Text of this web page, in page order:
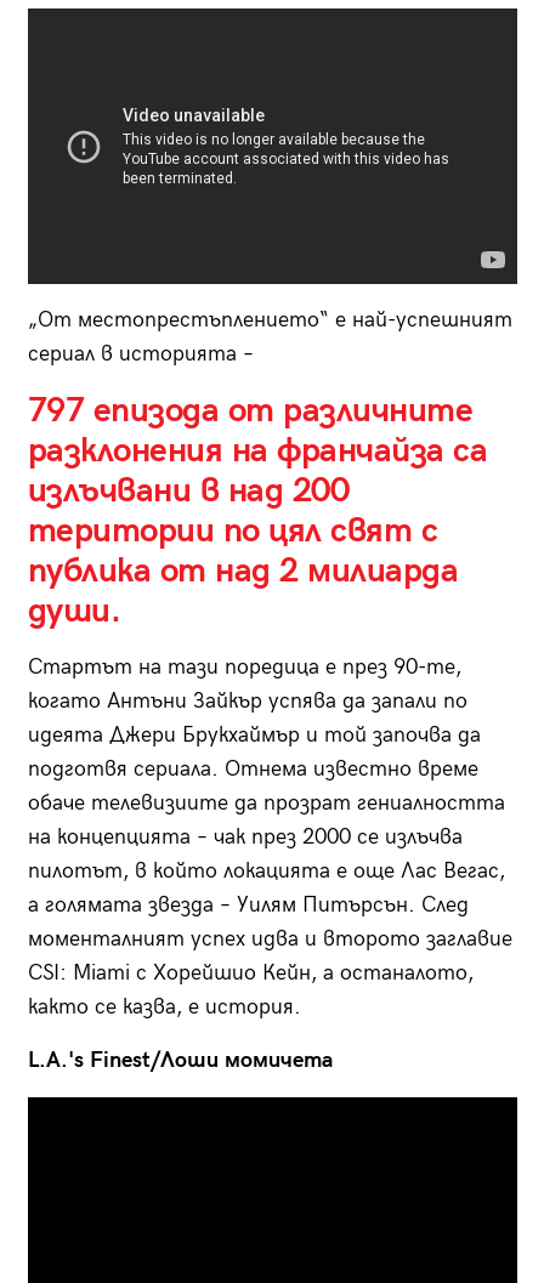
„От местопрестъплението“ е най-успешният
сериал в историята –
797 епизода от различните
разклонения на франчайза са
излъчвани в над 200
територии по цял свят с
публика от над 2 милиарда
души.
Стартът на тази поредица е през 90-те,
когато Антъни Зайкър успява да запали по
идеята Джери Брукхаймър и той започва да
подготвя сериала. Отнема известно време
обаче телевизиите да прозрат гениалността
на концепцията – чак през 2000 се излъчва
пилотът, в който локацията е още Лас Вегас,
а голямата звезда – Уилям Питърсън. След
моменталният успех идва и второто заглавие
CSI: Miami с Хорейшио Кейн, а останалото,
както се казва, е история.
L.A.'s Finest/Лоши момичета